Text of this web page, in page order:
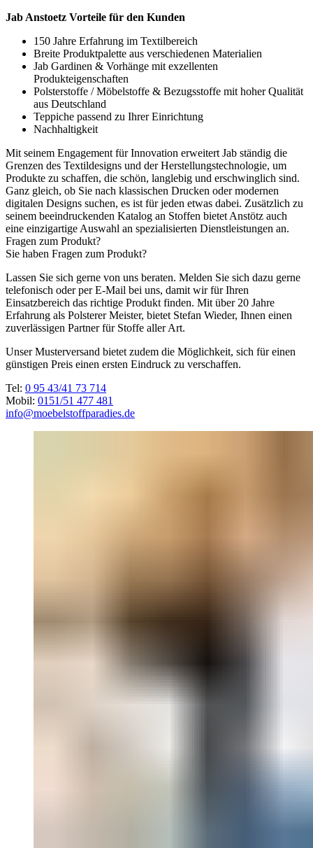
Jab Anstoetz Vorteile für den Kunden
150 Jahre Erfahrung im Textilbereich
Breite Produktpalette aus verschiedenen Materialien
Jab Gardinen & Vorhänge mit exzellenten
Produkteigenschaften
Polsterstoffe / Möbelstoffe & Bezugsstoffe mit hoher Qualität
aus Deutschland
Teppiche passend zu Ihrer Einrichtung
Nachhaltigkeit
Mit seinem Engagement für Innovation erweitert Jab ständig die
Grenzen des Textildesigns und der Herstellungstechnologie, um
Produkte zu schaffen, die schön, langlebig und erschwinglich sind.
Ganz gleich, ob Sie nach klassischen Drucken oder modernen
digitalen Designs suchen, es ist für jeden etwas dabei. Zusätzlich zu
seinem beeindruckenden Katalog an Stoffen bietet Anstötz auch
eine einzigartige Auswahl an spezialisierten Dienstleistungen an.
Fragen zum Produkt?
Sie haben Fragen zum Produkt?
Lassen Sie sich gerne von uns beraten. Melden Sie sich dazu gerne
telefonisch oder per E-Mail bei uns, damit wir für Ihren
Einsatzbereich das richtige Produkt finden. Mit über 20 Jahre
Erfahrung als Polsterer Meister, bietet Stefan Wieder, Ihnen einen
zuverlässigen Partner für Stoffe aller Art.
Unser Musterversand bietet zudem die Möglichkeit, sich für einen
günstigen Preis einen ersten Eindruck zu verschaffen.
Tel: 0 95 43/41 73 714
Mobil: 0151/51 477 481
info@moebelstoffparadies.de